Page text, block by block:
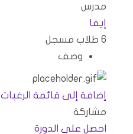
مدرس
إيفا
6 طلاب مسجل
وصف
إضافة إلى قائمة الرغبات
مشاركة
احصل على الدورة